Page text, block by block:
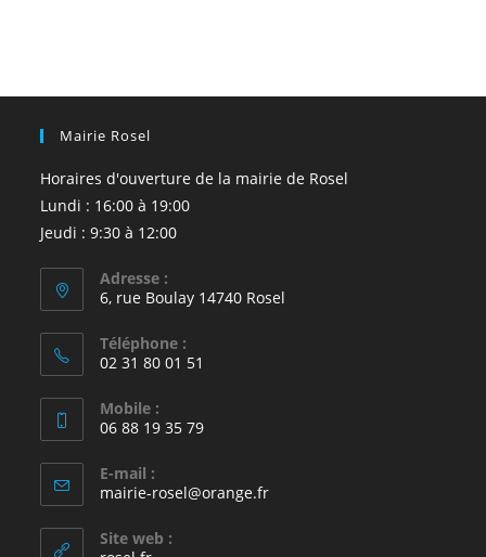
Mairie Rosel
Horaires d'ouverture de la mairie de Rosel
Lundi : 16:00 à 19:00
Jeudi : 9:30 à 12:00
Adresse :
6, rue Boulay 14740 Rosel
Téléphone :
02 31 80 01 51
Mobile :
06 88 19 35 79
E-mail :
mairie-rosel@orange.frS’ouvre
Site web :